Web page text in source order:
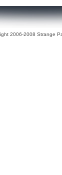
2006-2008 Strange